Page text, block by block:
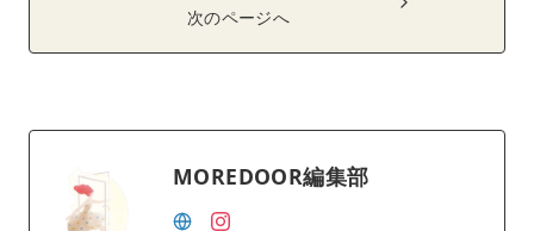
次のページへ
MOREDOOR編集部